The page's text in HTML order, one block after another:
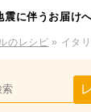
に伴うお届け
のレシピ » イタリア国旗